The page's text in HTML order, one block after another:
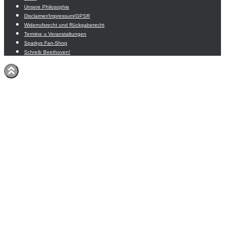
Unsere Philosophie
Disclaimer/Impressum/GPSR
Widerrufsrecht und Rückgaberecht
Termine u Veranstaltungen
Sparkys Fan-Shop
Schreib Beethoven!